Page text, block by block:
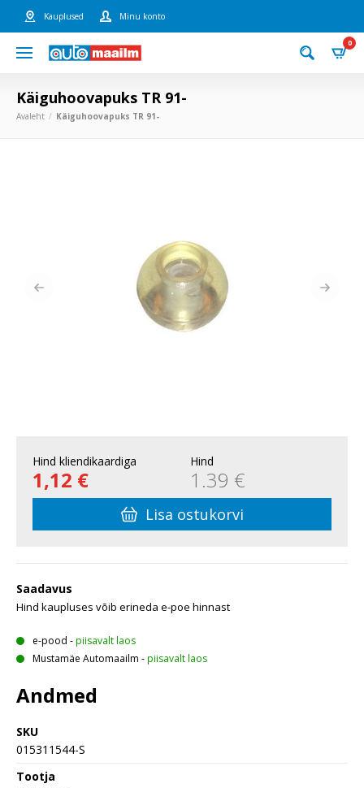
Kauplused Minu konto
0
Käiguhoovapuks TR 91-
Avaleht Käiguhoovapuks TR 91-
Hind kliendikaardiga
1,12 €
Hind
1.39 €
Lisa ostukorvi
Saadavus
Hind kaupluses võib erineda e-poe hinnast
e-pood -piisavalt laos
Mustamäe Automaailm -piisavalt laos
Andmed
SKU
015311544-S
Tootja